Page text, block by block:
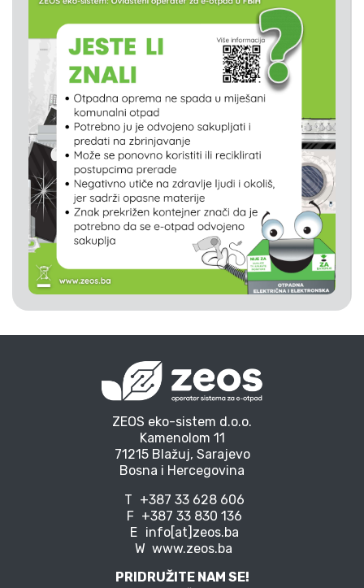
ZEOS eko-sistem d.o.o.
Kamenolom 11
71215 Blažuj, Sarajevo
Bosna i Hercegovina
T +387 33 628 606
F +387 33 830 136
E info[at]zeos.ba
W www.zeos.ba
PRIDRUŽITE NAM SE!